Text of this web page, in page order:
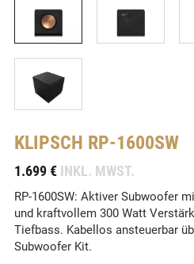
KLIPSCH RP-1600SW
1.699 € INKL. MWST.
RP-1600SW: Aktiver Subwoofer
und kraftvollem 300 Watt
Tiefbass. Kabellos ansteuerbar
Subwoofer Kit.